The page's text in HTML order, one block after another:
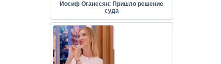
Иосиф Оганесян: Пришло решение
суда